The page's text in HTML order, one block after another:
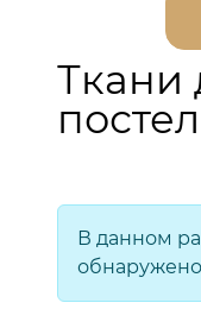
Ткани
В данном
обнаружено